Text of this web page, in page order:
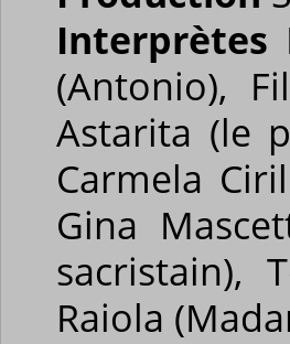
Interprètes
(Antonio),
Astarita (le
Carmela
Gina
sacristain),
Raiola